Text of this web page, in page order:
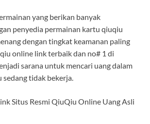
yang berikan banyak
penyedia permainan kartu qiuqiu
dengan tingkat keamanan paling
online link terbaik dan no# 1 di
sarana untuk mencari uang dalam
tidak bekerja.
Situs Resmi QiuQiu Online Uang Asli